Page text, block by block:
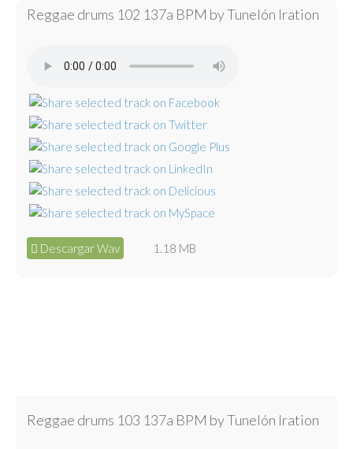
Reggae drums 102 137a BPM by Tunelón Iration
Descargar Wav 1.18 MB
Reggae drums 103 137a BPM by Tunelón Iration